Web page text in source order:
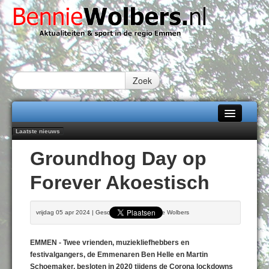
Zoek
Home
Alle categorieën
Over Bennie Wolbers
Fotoboek
Laatste nieuws
Daan Lambers tekent eerste profcontract bij FC Emmen
Jubileumfeest 35 jaar De Amer
Hunzeloopwandeltocht keert op 19 september 2026 terug naar Zuidlaren
102 kaarsen voor eeuwling Mieke Sijbom-Maatje
DONDERDAG 06 AUG 2026
Groundhog Day op
Forever Akoestisch
vrijdag 05 apr 2024 | Geschreven door Bennie Wolbers
EMMEN - Twee vrienden, muziekliefhebbers en
festivalgangers, de Emmenaren Ben Helle en Martin
Schoemaker, besloten in 2020 tijdens de Corona lockdowns